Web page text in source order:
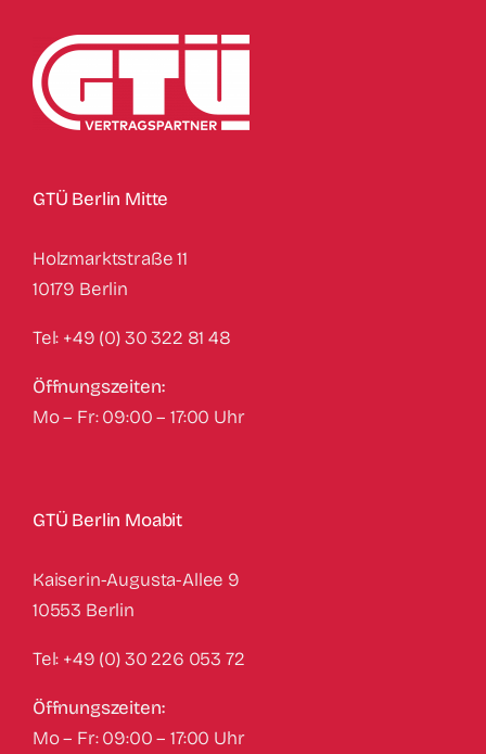
GTÜ Berlin Mitte
Holzmarktstraße 11
10179 Berlin
Tel: +49 (0) 30 322 81 48
Öffnungszeiten:
Mo – Fr: 09:00 – 17:00 Uhr
GTÜ Berlin Moabit
Kaiserin-Augusta-Allee 9
10553 Berlin
Tel: +49 (0) 30 226 053 72
Öffnungszeiten:
Mo – Fr: 09:00 – 17:00 Uhr